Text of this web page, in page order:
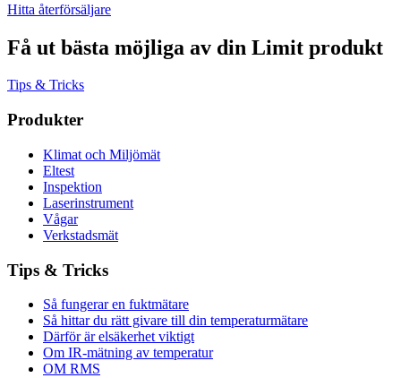
Hitta återförsäljare
Få ut bästa möjliga av din Limit produkt
Tips & Tricks
Produkter
Klimat och Miljömät
Eltest
Inspektion
Laserinstrument
Vågar
Verkstadsmät
Tips & Tricks
Så fungerar en fuktmätare
Så hittar du rätt givare till din temperaturmätare
Därför är elsäkerhet viktigt
Om IR-mätning av temperatur
OM RMS